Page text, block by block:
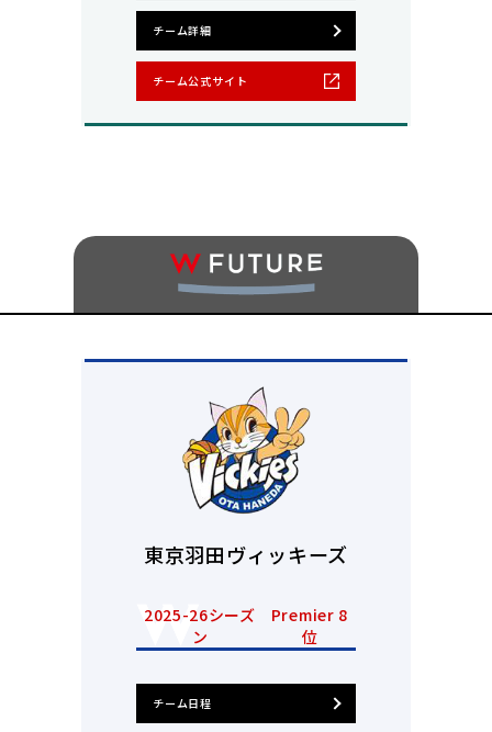
チーム詳細
チーム公式サイト
東京羽田ヴィッキーズ
2025-26シーズ
ン
Premier 8
位
チーム日程